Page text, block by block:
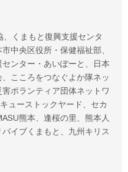
くまもと復興支援センタ
中央区役所・保健福祉部、
ンター・あいぽーと、
日本
こころをつなぐよか隊ネッ
ボランティア団体ネットワ
ューストックヤード、セカ
熊本、逢桜の里、熊本人
イブくまもと、九州キリス